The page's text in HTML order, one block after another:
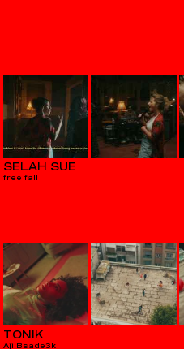
SELAH SUE
free fall
TONIK
Aji Bsade3k